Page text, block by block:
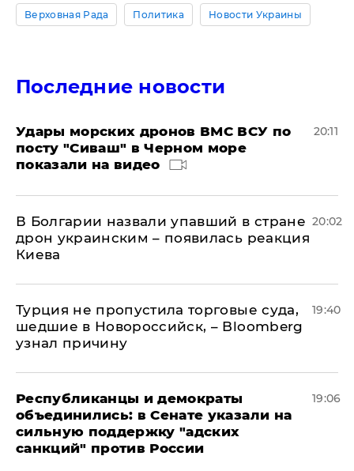
Верховная Рада Политика Новости Украины
Последние новости
Удары морских дронов ВМС ВСУ по
посту "Сиваш" в Черном море
показали на видео
20:11
В Болгарии назвали упавший в стране
дрон украинским – появилась реакция
Киева
20:02
Турция не пропустила торговые суда,
шедшие в Новороссийск, – Bloomberg
узнал причину
19:40
Республиканцы и демократы
объединились: в Сенате указали на
сильную поддержку "адских
санкций" против России
19:06